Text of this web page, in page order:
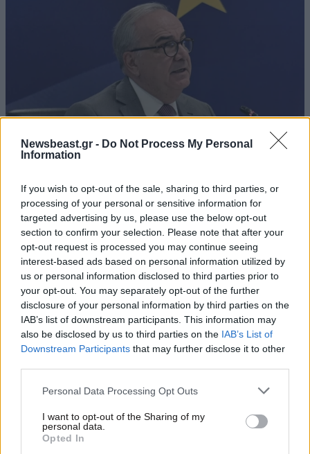
Newsbeast.gr - Do Not Process My Personal
Information
If you wish to opt-out of the sale, sharing to third parties, or
processing of your personal or sensitive information for
targeted advertising by us, please use the below opt-out
section to confirm your selection. Please note that after your
opt-out request is processed you may continue seeing
interest-based ads based on personal information utilized by
us or personal information disclosed to third parties prior to
your opt-out. You may separately opt-out of the further
disclosure of your personal information by third parties on the
IAB’s list of downstream participants. This information may
also be disclosed by us to third parties on the IAB’s List of
Downstream Participants that may further disclose it to other
Please note that this website/app uses one or more Google
not limited to your visit or usage behaviour. You may click to
grant or deny consent to Google and its third-party tags to
use your data for below specified purposes in below Google
Personal Data Processing Opt Outs
I want to opt-out of the Sharing of my
personal data.
Opted In
27·10·2025 09:53
Κλιματική Αλλαγή» του ΕΣΠΑ 2021-2027 η Β’ φάση
διευθέτησης του ρέματος Κόρμπι
17·07·2025 06:47
Το σχέδιο Τσίπρα για επιστροφή | Ποιος μεσολάβησε